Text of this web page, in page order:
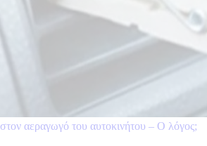
αεραγωγό του αυτοκινήτου – Ο λόγος;